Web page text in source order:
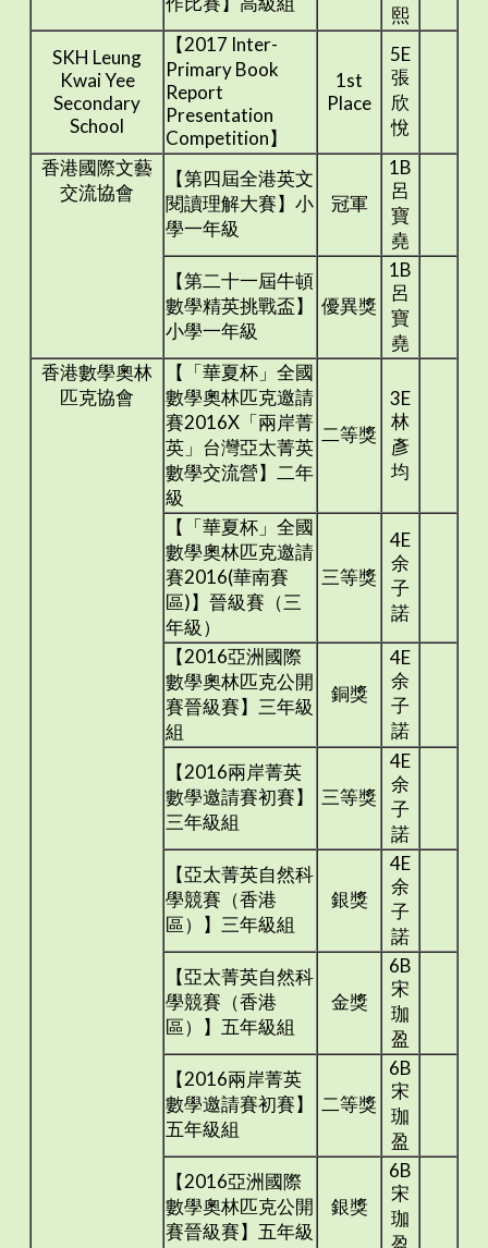
熙
SKH Leung
Kwai Yee
Secondary
School
【2017 Inter-
Primary Book
Report
Presentation
Competition】
1st
Place
5E
張
欣
悅
香港國際文藝
交流協會
【第四屆全港英文
閱讀理解大賽】小
學一年級
冠軍
1B
呂
寶
堯
【第二十一屆牛頓
數學精英挑戰盃】
小學一年級
優異獎
1B
呂
寶
堯
香港數學奧林
匹克協會
【「華夏杯」全國
數學奧林匹克邀請
賽2016X「兩岸菁
英」台灣亞太菁英
數學交流營】二年
級
二等獎
3E
林
彥
均
【「華夏杯」全國
數學奧林匹克邀請
賽2016(華南賽
區)】晉級賽（三
年級）
三等獎
4E
余
子
諾
【2016亞洲國際
數學奧林匹克公開
賽晉級賽】三年級
組
銅獎
4E
余
子
諾
【2016兩岸菁英
數學邀請賽初賽】
三年級組
三等獎
4E
余
子
諾
【亞太菁英自然科
學競賽（香港
區）】三年級組
銀獎
4E
余
子
諾
【亞太菁英自然科
學競賽（香港
區）】五年級組
金獎
6B
宋
珈
盈
【2016兩岸菁英
數學邀請賽初賽】
五年級組
二等獎
6B
宋
珈
盈
【2016亞洲國際
數學奧林匹克公開
賽晉級賽】五年級
銀獎
6B
宋
珈